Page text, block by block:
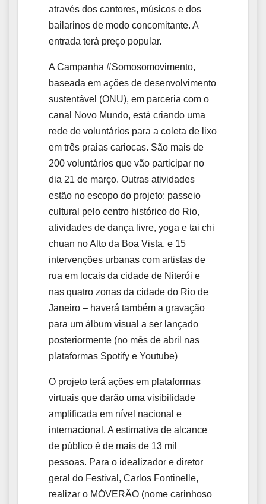
através dos cantores, músicos e dos
bailarinos de modo concomitante. A
entrada terá preço popular.
A Campanha #Somosomovimento,
baseada em ações de desenvolvimento
sustentável (ONU), em parceria com o
canal Novo Mundo, está criando uma
rede de voluntários para a coleta de lixo
em três praias cariocas. São mais de
200 voluntários que vão participar no
dia 21 de março. Outras atividades
estão no escopo do projeto: passeio
cultural pelo centro histórico do Rio,
atividades de dança livre, yoga e tai chi
chuan no Alto da Boa Vista, e 15
intervenções urbanas com artistas de
rua em locais da cidade de Niterói e
nas quatro zonas da cidade do Rio de
Janeiro – haverá também a gravação
para um álbum visual a ser lançado
posteriormente (no mês de abril nas
plataformas Spotify e Youtube)
O projeto terá ações em plataformas
virtuais que darão uma visibilidade
amplificada em nível nacional e
internacional. A estimativa de alcance
de público é de mais de 13 mil
pessoas. Para o idealizador e diretor
geral do Festival, Carlos Fontinelle,
realizar o MÓVERÂO (nome carinhoso